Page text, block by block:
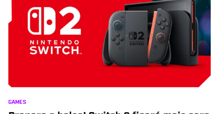
GAMES